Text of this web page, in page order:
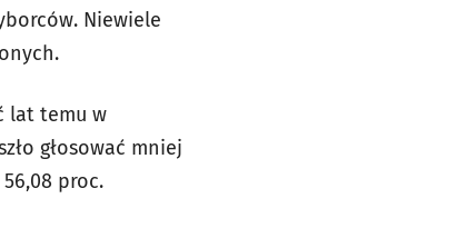
Niewiele
lat temu w
głosować mniej
proc.